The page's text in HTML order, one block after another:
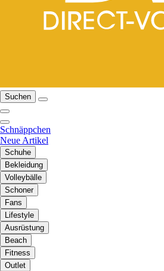
Suchen
Schnäppchen
Neue Artikel
Schuhe
Bekleidung
Volleybälle
Schoner
Fans
Lifestyle
Ausrüstung
Beach
Fitness
Outlet